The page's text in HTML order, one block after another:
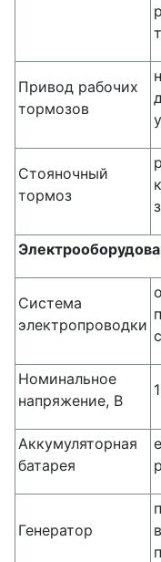
Привод рабочих
тормозов
Стояночный
тормоз
Система
электропроводки
Номинальное
напряжение, В
Аккумуляторная
батарея
Генератор